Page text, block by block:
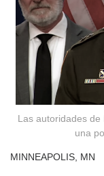
Las autoridades
una
MINNEAPOLIS, MN